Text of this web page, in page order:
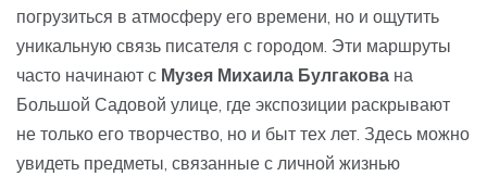
погрузиться в атмосферу его времени, но и ощутить
уникальную связь писателя с городом. Эти маршруты
часто начинают с Музея Михаила Булгакова на
Большой Садовой улице, где экспозиции раскрывают
не только его творчество, но и быт тех лет. Здесь можно
увидеть предметы, связанные с личной жизнью